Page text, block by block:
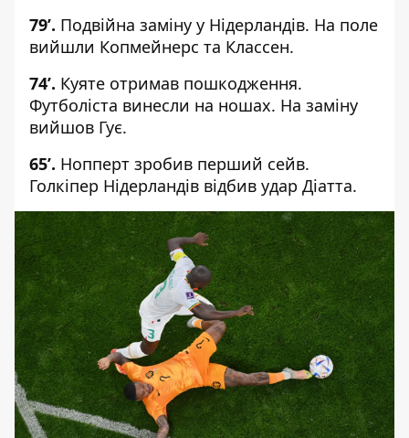
79’. Подвійна заміну у Нідерландів. На поле
вийшли Копмейнерс та Классен.
74’. Куяте отримав пошкодження.
Футболіста винесли на ношах. На заміну
вийшов Гує.
65’. Нопперт зробив перший сейв.
Голкіпер Нідерландів відбив удар Діатта.